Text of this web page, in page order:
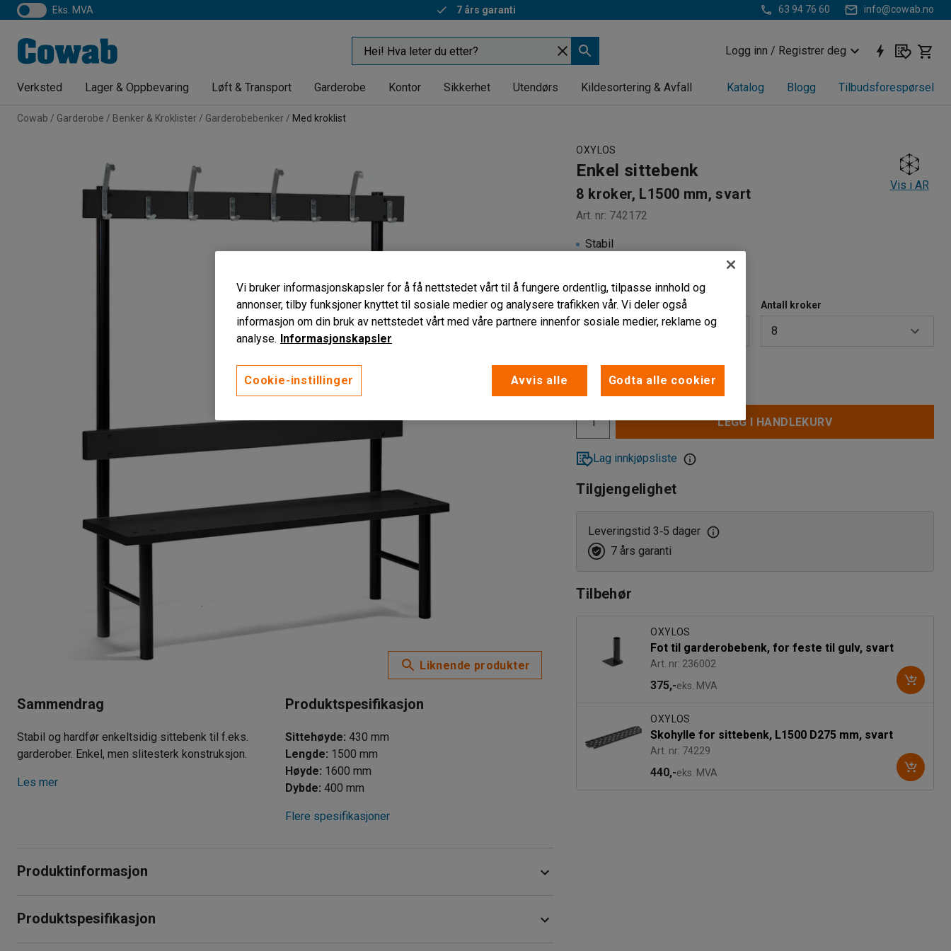
eks. MVA 7 års garanti
Rask levering
63 94 76 60 info@cowab.no
Logg inn / Registrer deg
Verksted Lager & Oppbevaring Løft & Transport Garderobe Kontor Sikkerhet Utendørs Kildesortering & Avfall Katalog Blogg Tilbudsforespørsel
Cowab Garderobe Benker & Kroklister Garderobebenker Med kroklist
Liknende produkter
Sammendrag
Stabil og hardfør enkeltsidig sittebenk til f.eks.
garderober. Enkel, men slitesterk konstruksjon.
Les mer
Produktspesifikasjon
Sittehøyde: 430 mm
Lengde: 1500 mm
Høyde: 1600 mm
Dybde: 400 mm
Flere spesifikasjoner
Produktinformasjon
for ekstra stabilitet.
Produktspesifikasjon
OXYLOS
Enkel sittebenk
8 kroker, L1500 mm, svart
Art. nr: 742172
Vis i AR
Stabil
Lengde (mm)
1000
1500
2000
Antall kroker
8
12
4 345,-
LEGG I HANDLEKURV
Lag innkjøpsliste
Tilgjengelighet
Leveringstid 3‑5 dager
7 års garanti
Tilbehør
OXYLOS
Fot til garderobebenk, for feste til gulv, svart
Art. nr: 236002
375,-eks. MVA
OXYLOS
Skohylle for sittebenk, L1500 D275 mm, svart
Art. nr: 74229
440,-eks. MVA
Vi bruker informasjonskapsler for å få nettstedet vårt til å fungere ordentlig, tilpasse innhold og
annonser, tilby funksjoner knyttet til sosiale medier og analysere trafikken vår. Vi deler også
informasjon om din bruk av nettstedet vårt med våre partnere innenfor sosiale medier, reklame og
analyse. Informasjonskapsler
Cookie-instillinger Avvis alle Godta alle cookier